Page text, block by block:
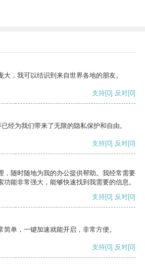
，我可以结识到来自世界各地的朋友。
支持[0] 反对[0]
经为我们带来了无限的隐私保护和自由。
支持[0] 反对[0]
，随时随地为我的办公提供帮助。我经常需要
能非常强大，能够快速找到我需要的信息。
支持[0] 反对[0]
单，一键加速就能开启，非常方便。
支持[0] 反对[0]